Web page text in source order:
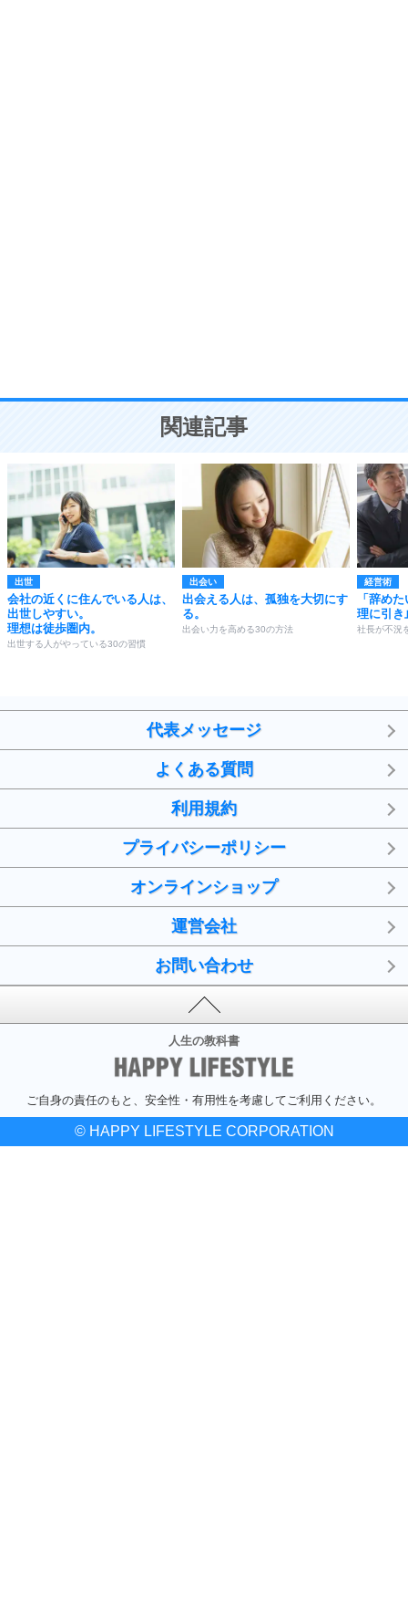
ことが大切。
関連記事
出世
会社の近くに住んでいる人は、
出世しやすい。
理想は徒歩圏内。
出世する人がやっている30の習慣
出会い
出会える人は、孤独を大切にす
る。
出会い力を高める30の方法
経営術
「辞め
理に引き
社長が不況
代表メッセージ
よくある質問
利用規約
プライバシーポリシー
オンラインショップ
運営会社
お問い合わせ
人生の教科書
ご自身の責任のもと、安全性・有用性を考慮してご利用ください。
© HAPPY LIFESTYLE CORPORATION